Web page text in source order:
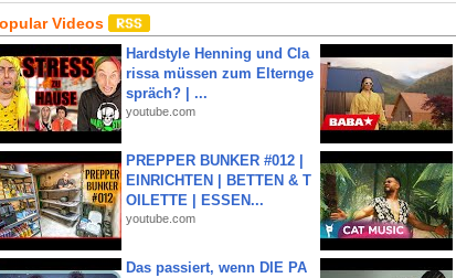
Videos
Hardstyle Henning und Cla
rissa müssen zum Elternge
spräch? | ...
youtube.com
PREPPER BUNKER #012 |
EINRICHTEN | BETTEN & T
OILETTE | ESSEN...
youtube.com
Das passiert, wenn DIE PA